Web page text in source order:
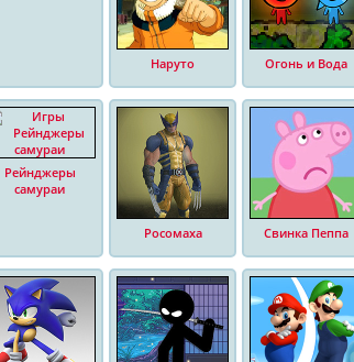
Наруто Огонь и Вода
Рейнджеры
самураи
Росомаха Свинка Пеппа